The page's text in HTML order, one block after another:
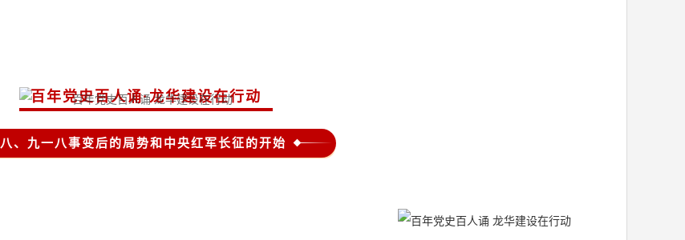
百年党史百人诵·龙华建设在行动
· 1921-2021 ·
八、九一八事变后的局势和中央红军长征的开始